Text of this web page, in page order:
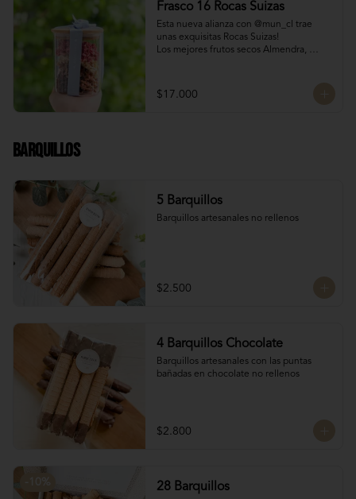
Frasco 16 Rocas Suizas
Esta nueva alianza con @mun_cl trae
unas exquisitas Rocas Suizas!
Los mejores frutos secos Almendra,
4 tipos de chocolate
Chocolate Bitter
$17.000
Barquillos
5 Barquillos
Barquillos artesanales no rellenos
$2.500
4 Barquillos Chocolate
Barquillos artesanales con las puntas
bañadas en chocolate no rellenos
$2.800
28 Barquillos